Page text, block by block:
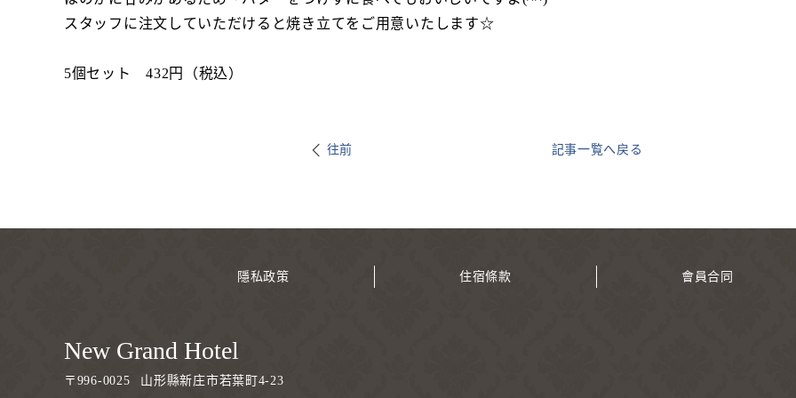
スタッフに注文していただけると焼き立てをご用意いたします☆
5個セット 432円（税込）
往前 記事一覧へ戻る
隱私政策 住宿條款 會員合同
New Grand Hotel
〒 996-0025
山形縣新庄市若葉町4-23